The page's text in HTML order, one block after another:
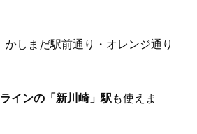
かしまだ駅前通り・オレンジ通り
インの「新川崎」駅 も使えま